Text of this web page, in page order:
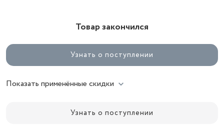
Товар закончился
Узнать о поступлении
Показать применённые скидки
Узнать о поступлении